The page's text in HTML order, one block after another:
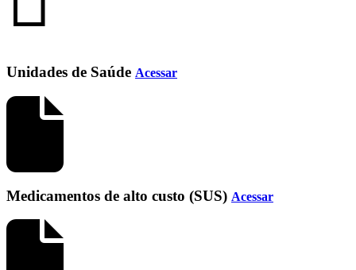
Unidades de Saúde Acessar
Medicamentos de alto custo (SUS) Acessar